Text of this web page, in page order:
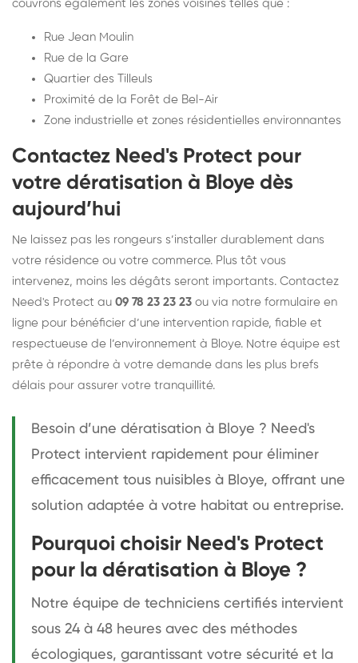
couvrons également les zones voisines telles que :
Rue Jean Moulin
Rue de la Gare
Quartier des Tilleuls
Proximité de la Forêt de Bel-Air
Zone industrielle et zones résidentielles environnantes
Contactez Need's Protect pour
votre dératisation à Bloye dès
aujourd’hui
Ne laissez pas les rongeurs s’installer durablement dans
votre résidence ou votre commerce. Plus tôt vous
intervenez, moins les dégâts seront importants. Contactez
Need's Protect au 09 78 23 23 23 ou via notre formulaire en
ligne pour bénéficier d’une intervention rapide, fiable et
respectueuse de l’environnement à Bloye. Notre équipe est
prête à répondre à votre demande dans les plus brefs
délais pour assurer votre tranquillité.
Besoin d’une dératisation à Bloye ? Need's
Protect intervient rapidement pour éliminer
efficacement tous nuisibles à Bloye, offrant une
solution adaptée à votre habitat ou entreprise.
Pourquoi choisir Need's Protect
pour la dératisation à Bloye ?
Notre équipe de techniciens certifiés intervient
sous 24 à 48 heures avec des méthodes
écologiques, garantissant votre sécurité et la